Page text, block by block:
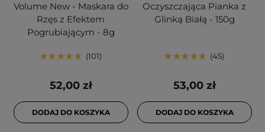
Volume New - Maskara do
Rzęs z Efektem
Pogrubiającym - 8g
101
52,00 zł
DODAJ DO KOSZYKA
Oczyszczająca Pianka z
Glinką Białą - 150g
45
53,00 zł
DODAJ DO KOSZYKA